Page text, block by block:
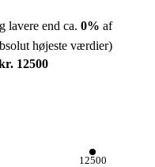
lavere end ca. 0% af
højeste værdier)
12500
12500